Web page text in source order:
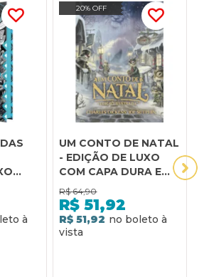
20% OFF
UM CONTO DE NATAL
- EDIÇÃO DE LUXO
COM CAPA DURA E
ILUSTRAÇÕES
INTERNAS: EDIÇÃO
ILUSTRADA
R$ 64,90
R$ 51,92
R$ 51,92